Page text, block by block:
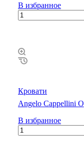
В избранное
Кровати
Angelo Cappellini
В избранное